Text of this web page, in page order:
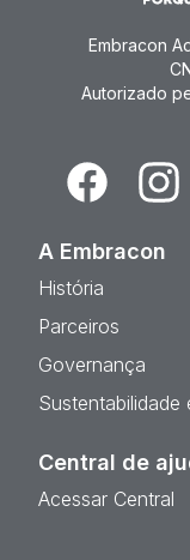
Embracon
Autorizado
Facebook
A Embracon
História
Parceiros
Governança
Sustentabilidade
Central de
Acessar Central